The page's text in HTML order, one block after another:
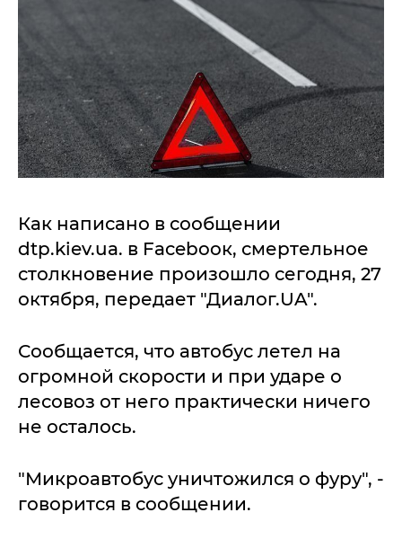
Как написано в сообщении
dtp.kiev.ua. в Facebooк, смертельное
столкновение произошло сегодня, 27
октября, передает "Диалог.UA".
Сообщается, что автобус летел на
огромной скорости и при ударе о
лесовоз от него практически ничего
не осталось.
"Микроавтобус уничтожился о фуру", -
говорится в сообщении.